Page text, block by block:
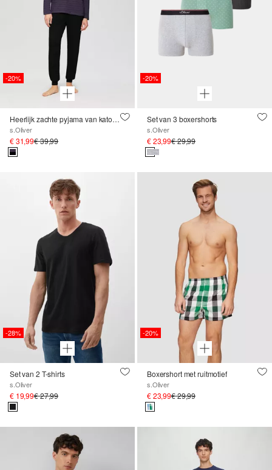
-20%
Heerlijk zachte pyjama van katoen
s.Oliver
€ 31,99€ 39,99
-20%
Set van 3 boxershorts
s.Oliver
€ 23,99€ 29,99
-28%
Set van 2 T-shirts
s.Oliver
€ 19,99€ 27,99
-20%
Boxershort met ruitmotief
s.Oliver
€ 23,99€ 29,99